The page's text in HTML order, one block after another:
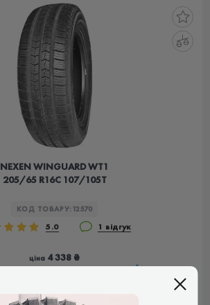
NEXEN WINGUARD WT1
205/65 R16C 107/105T
КОД ТОВАРУ: 12570
5.0 1 відгук
ціна 4 338 ₴